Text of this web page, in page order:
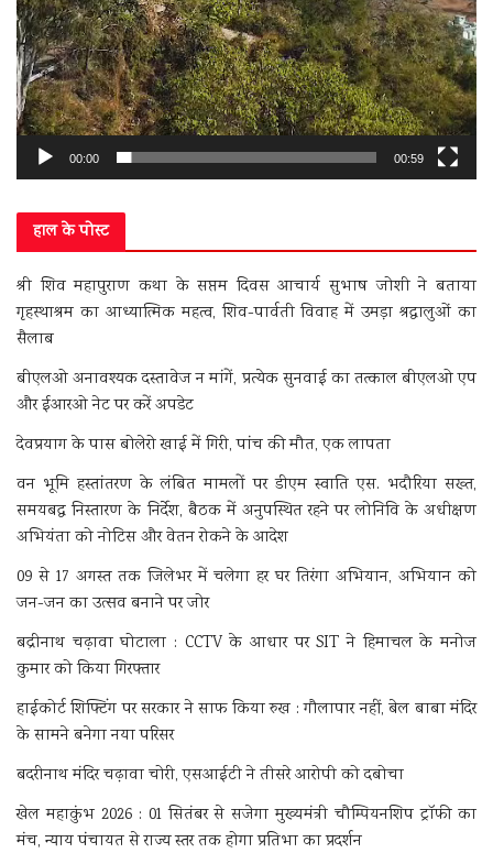
00:00 00:59
हाल के पोस्ट
श्री शिव महापुराण कथा के सप्तम दिवस आचार्य सुभाष जोशी ने बताया
गृहस्थाश्रम का आध्यात्मिक महत्व, शिव-पार्वती विवाह में उमड़ा श्रद्धालुओं का
सैलाब
बीएलओ अनावश्यक दस्तावेज न मांगें, प्रत्येक सुनवाई का तत्काल बीएलओ एप
और ईआरओ नेट पर करें अपडेट
देवप्रयाग के पास बोलेरो खाई में गिरी, पांच की मौत, एक लापता
वन भूमि हस्तांतरण के लंबित मामलों पर डीएम स्वाति एस. भदौरिया सख्त,
समयबद्ध निस्तारण के निर्देश, बैठक में अनुपस्थित रहने पर लोनिवि के अधीक्षण
अभियंता को नोटिस और वेतन रोकने के आदेश
09 से 17 अगस्त तक जिलेभर में चलेगा हर घर तिरंगा अभियान, अभियान को
जन-जन का उत्सव बनाने पर जोर
बद्रीनाथ चढ़ावा घोटाला : CCTV के आधार पर SIT ने हिमाचल के मनोज
कुमार को किया गिरफ्तार
हाईकोर्ट शिफ्टिंग पर सरकार ने साफ किया रुख : गौलापार नहीं, बेल बाबा मंदिर
के सामने बनेगा नया परिसर
बदरीनाथ मंदिर चढ़ावा चोरी, एसआईटी ने तीसरे आरोपी को दबोचा
खेल महाकुंभ 2026 : 01 सितंबर से सजेगा मुख्यमंत्री चौम्पियनशिप ट्रॉफी का
मंच, न्याय पंचायत से राज्य स्तर तक होगा प्रतिभा का प्रदर्शन